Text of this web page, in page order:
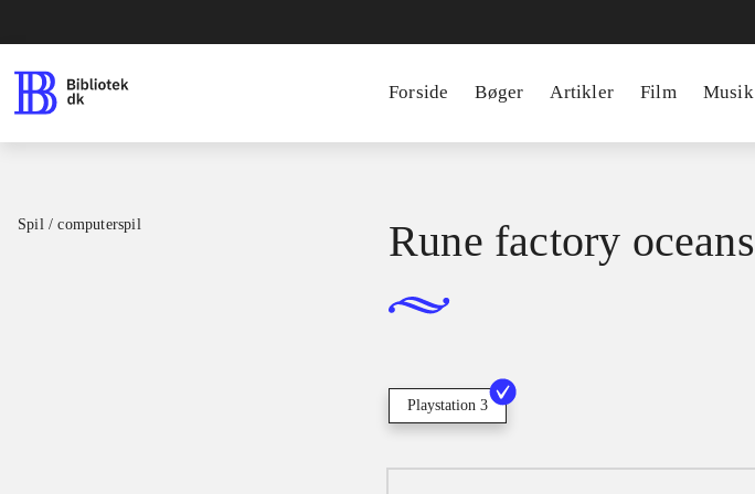
Forside Bøger Artikler Film Musik
Spil / computerspil Rune factory oceans
Playstation 3